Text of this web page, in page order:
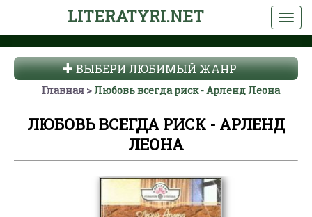
LITERATYRI.NET
ВЫБЕРИ ЛЮБИМЫЙ ЖАНР
Главная Любовь всегда риск - Арленд Леона
ЛЮБОВЬ ВСЕГДА РИСК - АРЛЕНД
ЛЕОНА